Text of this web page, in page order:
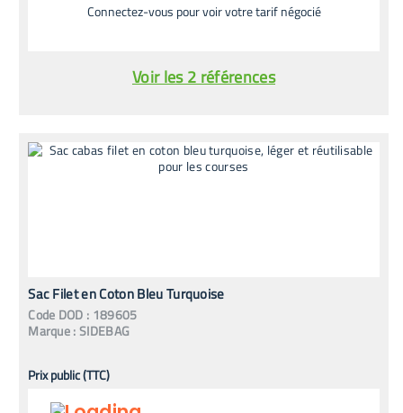
Connectez-vous pour voir votre tarif négocié
Voir les 2 références
Sac Filet en Coton Bleu Turquoise
Code DOD : 189605
Marque :SIDEBAG
Prix public (TTC)